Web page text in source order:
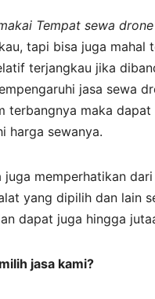
Tempat sewa
tapi bisa juga mahal
terjangkau jika
jasa sewa
terbangnya maka
harga sewanya.
juga memperhatikan
yang dipilih dan lain
dapat juga hingga
jasa kami?